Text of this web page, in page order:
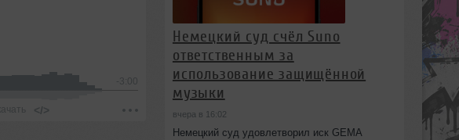
-3:00
</>
Немецкий суд счёл Suno
ответственным за
использование защищённой
музыки
вчера в 16:02
Немецкий суд удовлетворил иск GEMA